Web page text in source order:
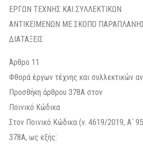
ΕΡΓΩΝ ΤΕΧΝΗΣ ΚΑΙ ΣΥΛΛΕΚΤΙΚΩΝ
ΑΝΤΙΚΕΙΜΕΝΩΝ ΜΕ ΣΚΟΠΟ
ΔΙΑΤΑΞΕΙΣ
Άρθρο 11
Φθορά έργων τέχνης και συλλεκτικών
Προσθήκη άρθρου 378Α στον
Ποινικό Κώδικα
Στον Ποινικό Κώδικα (ν. 4619/2019, Α΄
378Α, ως εξής: